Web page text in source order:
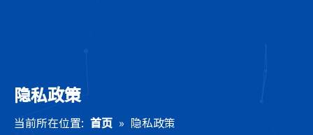
隐私政策
当前所在位置: 首页 » 隐私政策